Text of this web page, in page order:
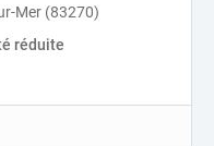
Mer (83270)
réduite